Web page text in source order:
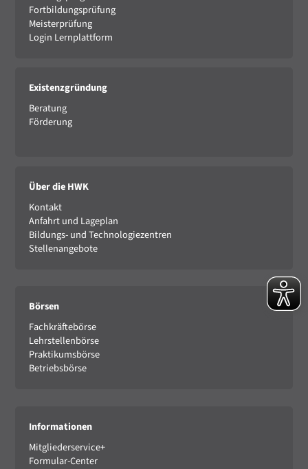
Fortbildungsprüfung
Meisterprüfung
Login Lernplattform
Existenzgründung
Beratung
Förderung
Über die HWK
Kontakt
Anfahrt und Lageplan
Bildungs- und Technologiezentren
Stellenangebote
Börsen
Fachkräftebörse
Lehrstellenbörse
Praktikumsbörse
Betriebsbörse
Informationen
Mitgliederservice+
Formular-Center